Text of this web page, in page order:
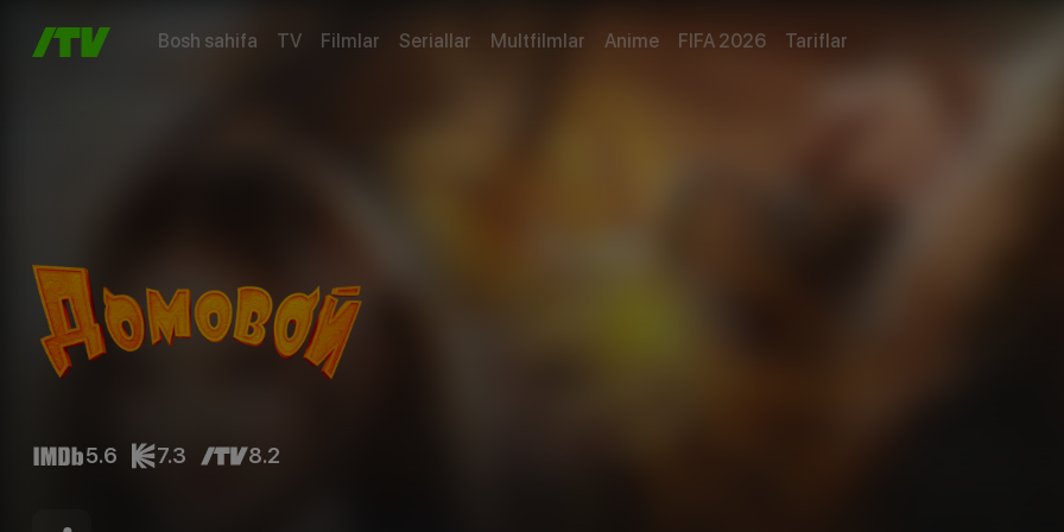
Bosh sahifa TV Filmlar Seriallar Multfilmlar Anime FIFA 2026 Tariflar
5.6 7.3 8.2